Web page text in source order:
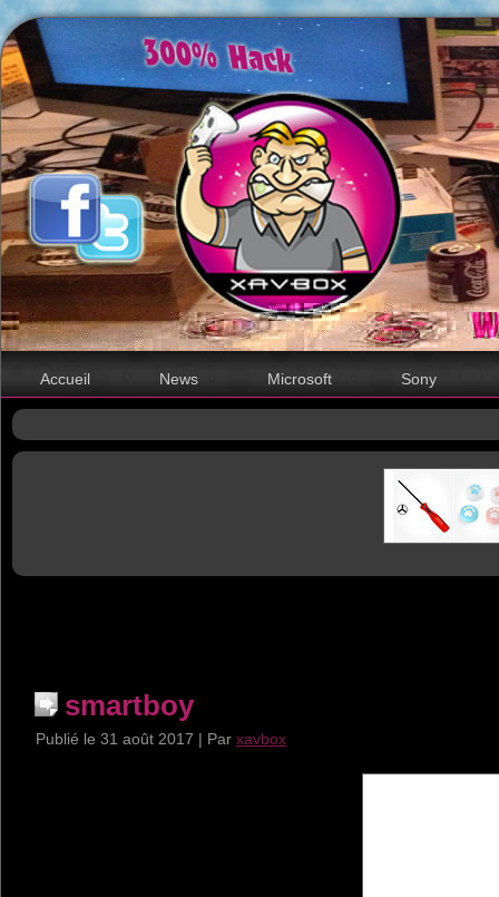
Accueil News Microsoft Sony
smartboy
Publié le 31 août 2017 | Par xavbox